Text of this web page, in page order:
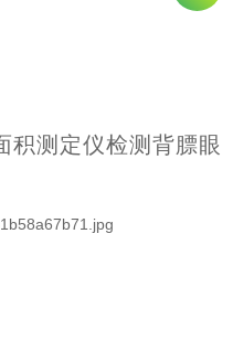
积测定仪检测背膘眼